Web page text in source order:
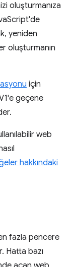
oluşturmanıza
yeniden
oluşturmanın
için
geçene
web
hakkındaki
fazla pencere
Hatta bazı